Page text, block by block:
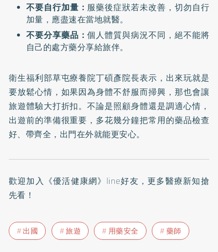
不要自行加量： 服藥後症狀若未改善，切勿自行
加量，應盡速在當地就醫。
不要分享藥品：個人體質與病況不同，絕不能將
自己的處方藥分享給旅伴。
衛生福利部草屯療養院丁碩彥院長表示，出來玩就是
要放鬆心情，如果因為身體不舒服而掃興，那也會讓
旅遊體驗大打折扣。不論是照顧身體還是調適心情，
出遊前的準備很重要，多花幾分鐘把常用的藥品檢查
好、帶齊全，出門在外就能更安心。
歡迎加入 《優活健康網》line好友 ，更多醫療新知搶
先看！
出國 旅遊 用藥安全 藥師